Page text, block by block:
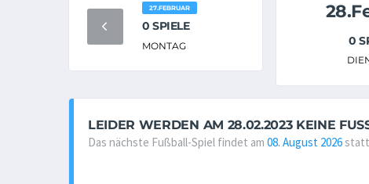
27.FEBRUAR
0 SPIELE
MONTAG 0
LEIDER WERDEN AM 28.02.2023 KEINE
Das nächste Fußball-Spiel findet am 08. August 2026